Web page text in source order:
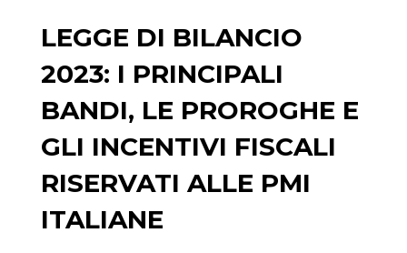
LEGGE DI BILANCIO
2023: I PRINCIPALI
BANDI, LE PROROGHE E
GLI INCENTIVI FISCALI
RISERVATI ALLE PMI
ITALIANE